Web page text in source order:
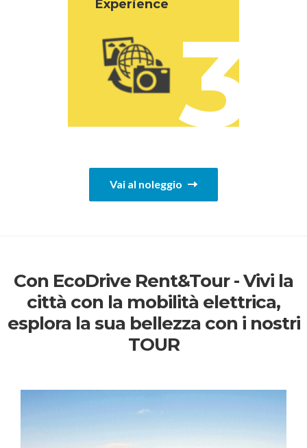
3
Experience
Vai al noleggio
Con EcoDrive Rent&Tour - Vivi la
città con la mobilità elettrica,
esplora la sua bellezza con i nostri
TOUR